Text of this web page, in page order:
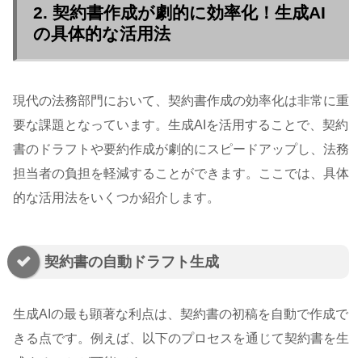
2. 契約書作成が劇的に効率化！生成AI
の具体的な活用法
現代の法務部門において、契約書作成の効率化は非常に重
要な課題となっています。生成AIを活用することで、契約
書のドラフトや要約作成が劇的にスピードアップし、法務
担当者の負担を軽減することができます。ここでは、具体
的な活用法をいくつか紹介します。
契約書の自動ドラフト生成
生成AIの最も顕著な利点は、契約書の初稿を自動で作成で
きる点です。例えば、以下のプロセスを通じて契約書を生